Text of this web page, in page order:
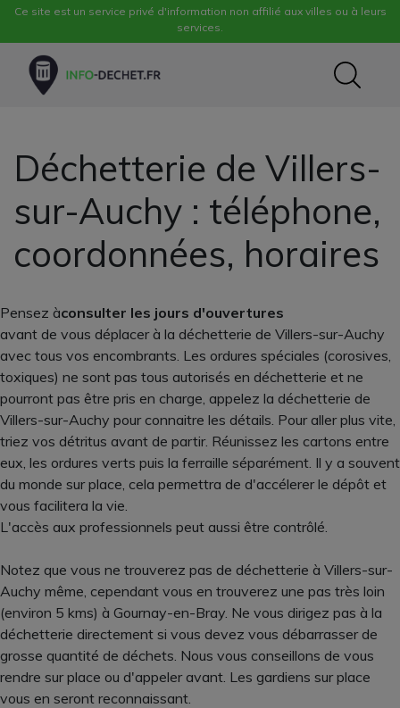
Ce site est un service privé d'information non affilié aux villes ou à leurs
services.
Déchetterie de Villers-
sur-Auchy : téléphone,
coordonnées, horaires
Pensez àconsulter les jours d'ouvertures
avant de vous déplacer à la déchetterie de Villers-sur-Auchy
avec tous vos encombrants. Les ordures spéciales (corosives,
toxiques) ne sont pas tous autorisés en déchetterie et ne
pourront pas être pris en charge, appelez la déchetterie de
Villers-sur-Auchy pour connaitre les détails. Pour aller plus vite,
triez vos détritus avant de partir. Réunissez les cartons entre
eux, les ordures verts puis la ferraille séparément. Il y a souvent
du monde sur place, cela permettra de d'accélerer le dépôt et
vous facilitera la vie.
L'accès aux professionnels peut aussi être contrôlé.
Notez que vous ne trouverez pas de déchetterie à Villers-sur-
Auchy même, cependant vous en trouverez une pas très loin
(environ 5 kms) à Gournay-en-Bray. Ne vous dirigez pas à la
déchetterie directement si vous devez vous débarrasser de
grosse quantité de déchets. Nous vous conseillons de vous
rendre sur place ou d'appeler avant. Les gardiens sur place
vous en seront reconnaissant.